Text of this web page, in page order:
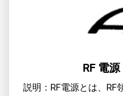
RF 電
説明：RF電源とは、RF